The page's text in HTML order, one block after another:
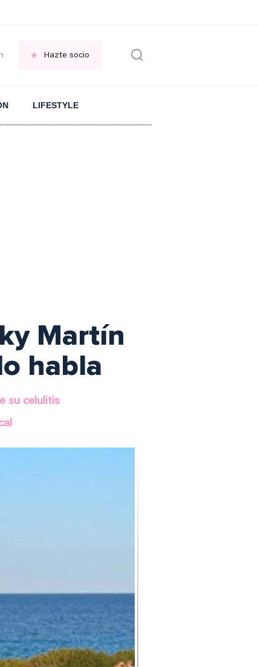
Hazte socio
LIFESTYLE
Martín
habla
su celulitis